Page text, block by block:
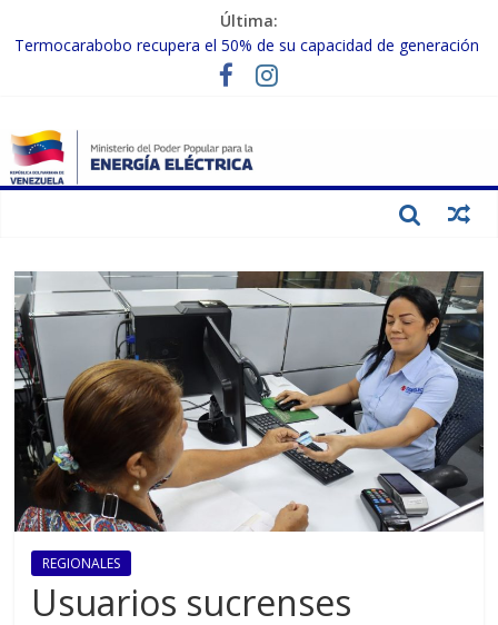
Última:
Termocarabobo recupera el 50% de su capacidad de generación
MPPEE avanza en la recuperación de infraestructuras eléctricas
Gobierno Nacional coordina acciones con el sector privado para
fortalecer el SEN ante el «Súper Niño»
Inspeccionan trabajos de rehabilitación en instalaciones del SEN
REGIONALES
Usuarios sucrenses